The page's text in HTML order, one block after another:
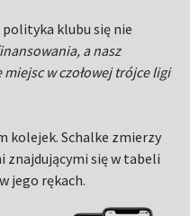
polityka klubu się nie
a nasz
w czołowej trójce ligi
kolejek. Schalke zmierzy
znajdującymi się w tabeli
jego rękach.